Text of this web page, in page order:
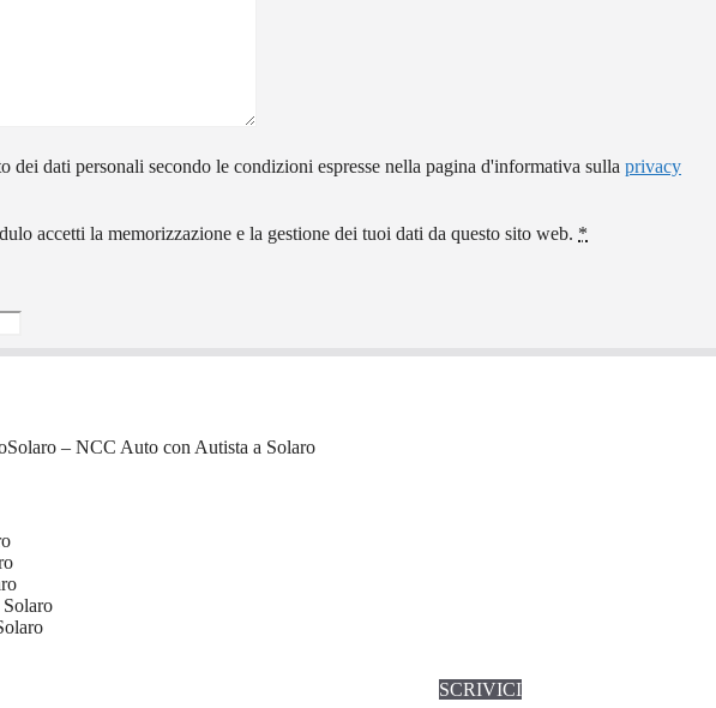
dei dati personali secondo le condizioni espresse nella pagina d'informativa sulla privacy
accetti la memorizzazione e la gestione dei tuoi dati da questo sito web. *
Solaro – NCC Auto con Autista a Solaro
SCRIVICI